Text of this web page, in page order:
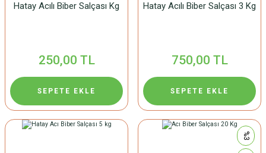
Hatay Acılı Biber Salçası Kg
250,00 TL
SEPETE EKLE
Hatay Acılı Biber Salçası 3 Kg
750,00 TL
SEPETE EKLE
%3